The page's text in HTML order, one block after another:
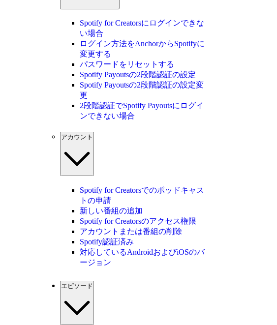
Spotify for Creatorsにログインできな
い場合
ログイン方法をAnchorからSpotifyに
変更する
パスワードをリセットする
Spotify Payoutsの2段階認証の設定
Spotify Payoutsの2段階認証の設定変
更
2段階認証でSpotify Payoutsにログイ
ンできない場合
アカウント
Spotify for Creatorsでのポッドキャス
トの申請
新しい番組の追加
Spotify for Creatorsのアクセス権限
アカウントまたは番組の削除
Spotify認証済み
対応しているAndroidおよびiOSのバ
ージョン
エピソード